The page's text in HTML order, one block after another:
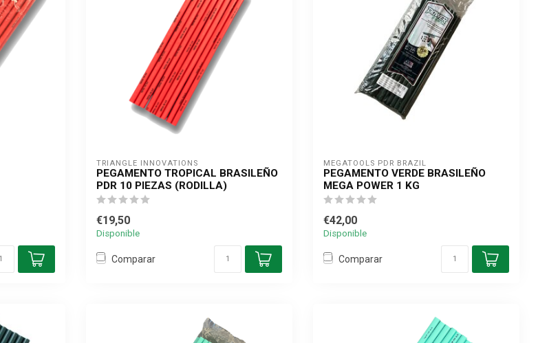
TRIANGLE INNOVATIONS
PEGAMENTO TROPICAL BRASILEÑO
PDR 10 PIEZAS (RODILLA)
€19,50
Disponible
Comparar
MEGATOOLS PDR BRAZIL
PEGAMENTO VERDE BRASILEÑO
MEGA POWER 1 KG
€42,00
Disponible
Comparar